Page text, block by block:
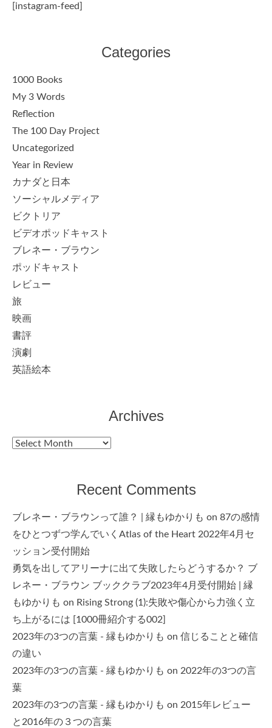
[instagram-feed]
Categories
1000 Books
My 3 Words
Reflection
The 100 Day Project
Uncategorized
Year in Review
カナダと日本
ソーシャルメディア
ビクトリア
ビデオポッドキャスト
ブレネー・ブラウン
ポッドキャスト
レビュー
旅
映画
書評
演劇
英語絵本
Archives
Archives
Recent Comments
ブレネー・ブラウンって誰？ | 縁もゆかりも on 87の感情
をひとつずつ学んでいくAtlas of the Heart 2022年4月セ
ッション受付開始
勇気を出してアリーナに出て失敗したらどうするか？ ブ
レネー・ブラウン ブッククラブ2023年4月受付開始 | 縁
もゆかりも on Rising Strong (1):失敗や傷心から力強く立
ち上がるには [1000冊紹介する002]
2023年の3つの言葉 - 縁もゆかりも on 信じることと確信
の違い
2023年の3つの言葉 - 縁もゆかりも on 2022年の3つの言
葉
2023年の3つの言葉 - 縁もゆかりも on 2015年レビュー
と2016年の３つの言葉